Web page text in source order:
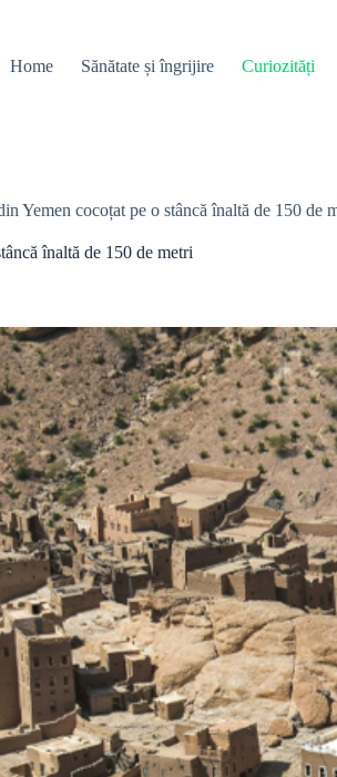
Home
Sănătate și îngrijire Curiozități
Yemen cocoțat pe o stâncă înaltă de 150 de
înaltă de 150 de metri